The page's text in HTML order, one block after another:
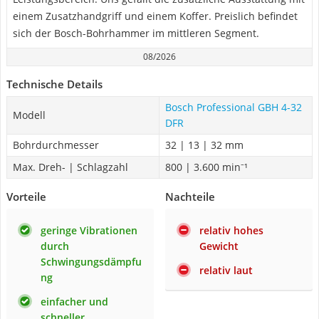
einem Zusatzhandgriff und einem Koffer. Preislich befindet
sich der Bosch-Bohrhammer im mittleren Segment.
08/2026
Technische Details
Modell
Bosch Professional GBH 4-32
DFR
Bohrdurchmesser
32 | 13 | 32 mm
Max. Dreh- | Schlagzahl
800 | 3.600 min⁻¹
Vorteile
geringe Vibrationen
durch
Schwingungsdämpfu
ng
einfacher und
Nachteile
relativ hohes
Gewicht
relativ laut